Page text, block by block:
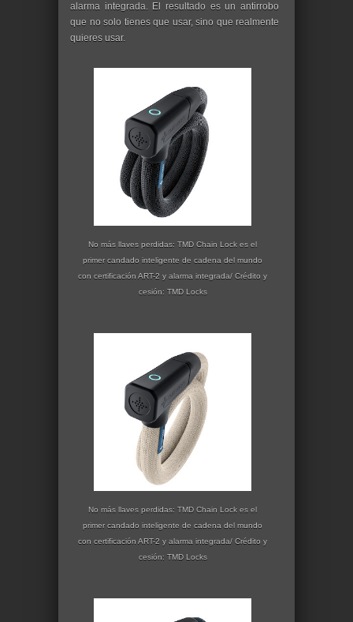
alarma integrada. El resultado es un antirrobo
que no solo tienes que usar, sino que realmente
quieres usar.
No más llaves perdidas: TMD Chain Lock es el
primer candado inteligente de cadena del mundo
con certificación ART-2 y alarma integrada/ Crédito y
cesión: TMD Locks
No más llaves perdidas: TMD Chain Lock es el
primer candado inteligente de cadena del mundo
con certificación ART-2 y alarma integrada/ Crédito y
cesión: TMD Locks